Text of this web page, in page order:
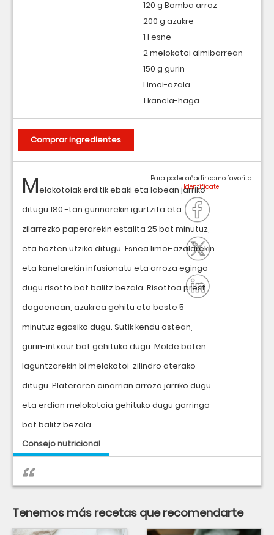
Melokotoiak erditik ebaki eta labean jarriko
ditugu 180 -tan gurinarekin igurtzita eta
zilarrezko paperarekin estalita 25 bat minutuz,
eta hozten utziko ditugu. Esnea limoi-azalarekin
eta kanelarekin infusionatu eta arroza egingo
dugu risotto bat balitz bezala. Risottoa prest
dagoenean, azukrea gehitu eta beste 5
minutuz egosiko dugu. Sutik kendu ostean,
gurin-intxaur bat gehituko dugu. Molde baten
laguntzarekin bi melokotoi-zilindro aterako
ditugu. Plateraren oinarrian arroza jarriko dugu
eta erdian melokotoia gehituko dugu gorringo
bat balitz bezala.
Consejo nutricional
Para poder añadir como favorito
120 g Bomba arroz
200 g azukre
1 l esne
2 melokotoi almibarrean
150 g gurin
Limoi-azala
1 kanela-haga
Comprar ingredientes
Tenemos más recetas que recomendarte